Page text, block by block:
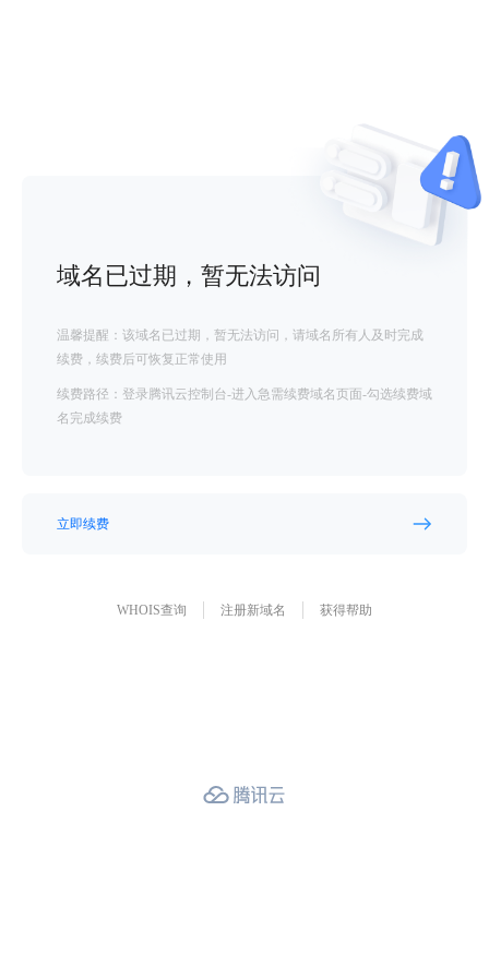
域名已过期，暂无法访问
温馨提醒：该域名已过期，暂无法访问，请域名所有人及时完成
续费，续费后可恢复正常使用
续费路径：登录腾讯云控制台-进入急需续费域名页面-勾选续费域
名完成续费
立即续费
WHOIS查询 注册新域名 获得帮助